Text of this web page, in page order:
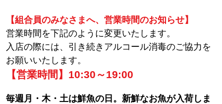
【組合員のみなさまへ、営業時間のお知らせ】
営業時間を下記のように変更いたします。
入店の際には、引き続きアルコール消毒のご協力を
お願いいたします。
【営業時間】10:30～19:00
毎週月・木・土は鮮魚の日。新鮮なお魚が入荷しま